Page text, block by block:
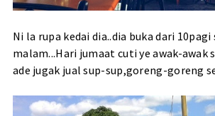
Ni la rupa kedai dia..dia buka dari 10pagi
malam...Hari jumaat cuti ye awak-awak
ade jugak jual sup-sup,goreng-goreng